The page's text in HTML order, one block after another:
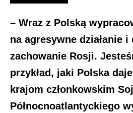
– Wraz z Polską
na agresywne działanie
zachowanie Rosji.
przykład, jaki Polska
krajom członkowskim
Północnoatlantyckiego